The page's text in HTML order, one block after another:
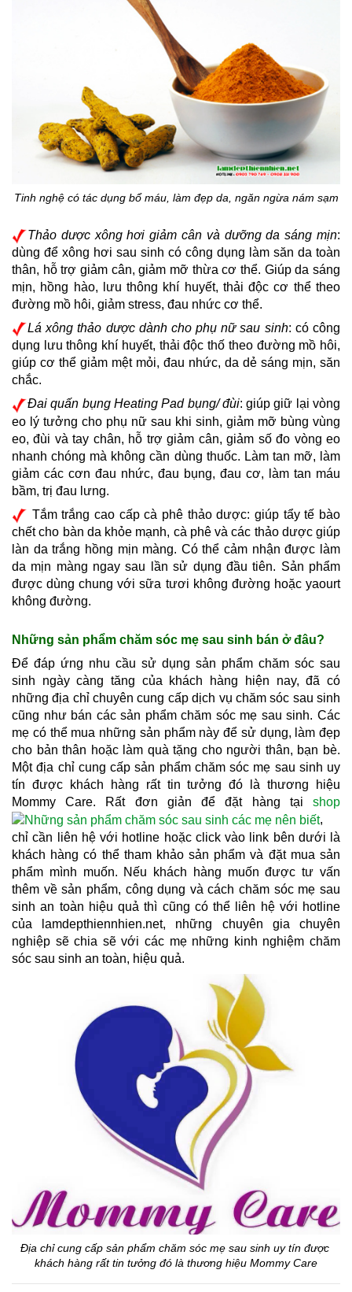
Tinh nghệ có tác dụng bổ máu, làm đẹp da, ngăn ngừa nám sạm
Thảo dược xông hơi giảm cân và dưỡng da sáng mịn:
dùng để xông hơi sau sinh có công dụng làm săn da toàn
thân, hỗ trợ giảm cân, giảm mỡ thừa cơ thể. Giúp da sáng
mịn, hồng hào, lưu thông khí huyết, thải độc cơ thể theo
đường mồ hôi, giảm stress, đau nhức cơ thể.
Lá xông thảo dược dành cho phụ nữ sau sinh: có công
dụng lưu thông khí huyết, thải độc thố theo đường mồ hôi,
giúp cơ thể giảm mệt mỏi, đau nhức, da dẻ sáng mịn, săn
chắc.
Đai quấn bụng Heating Pad bụng/ đùi: giúp giữ lại vòng
eo lý tưởng cho phụ nữ sau khi sinh, giảm mỡ bùng vùng
eo, đùi và tay chân, hỗ trợ giảm cân, giảm số đo vòng eo
nhanh chóng mà không cần dùng thuốc. Làm tan mỡ, làm
giảm các cơn đau nhức, đau bụng, đau cơ, làm tan máu
bầm, trị đau lưng.
Tắm trắng cao cấp cà phê thảo dược: giúp tẩy tế bào
chết cho bàn da khỏe mạnh, cà phê và các thảo dược giúp
làn da trắng hồng mịn màng. Có thể cảm nhận được làm
da mịn màng ngay sau lần sử dụng đầu tiên. Sản phẩm
được dùng chung với sữa tươi không đường hoặc yaourt
không đường.
Những sản phẩm chăm sóc mẹ sau sinh bán ở đâu?
Để đáp ứng nhu cầu sử dụng sản phẩm chăm sóc sau
sinh ngày càng tăng của khách hàng hiện nay, đã có
những địa chỉ chuyên cung cấp dịch vụ chăm sóc sau sinh
cũng như bán các sản phẩm chăm sóc mẹ sau sinh. Các
mẹ có thể mua những sản phẩm này để sử dụng, làm đẹp
cho bản thân hoặc làm quà tặng cho người thân, bạn bè.
Một địa chỉ cung cấp sản phẩm chăm sóc mẹ sau sinh uy
tín được khách hàng rất tin tưởng đó là thương hiệu
Mommy Care. Rất đơn giản để đặt hàng tại shop
,
chỉ cần liên hệ với hotline hoặc click vào link bên dưới là
khách hàng có thể tham khảo sản phẩm và đặt mua sản
phẩm mình muốn. Nếu khách hàng muốn được tư vấn
thêm về sản phẩm, công dụng và cách chăm sóc mẹ sau
sinh an toàn hiệu quả thì cũng có thể liên hệ với hotline
của lamdepthiennhien.net, những chuyên gia chuyên
nghiệp sẽ chia sẽ với các mẹ những kinh nghiệm chăm
sóc sau sinh an toàn, hiệu quả.
Địa chỉ cung cấp sản phẩm chăm sóc mẹ sau sinh uy tín được
khách hàng rất tin tưởng đó là thương hiệu Mommy Care